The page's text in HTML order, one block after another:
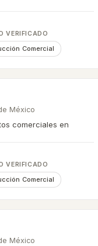
VERIFICADO
Comercial
México
comerciales en
VERIFICADO
Comercial
México